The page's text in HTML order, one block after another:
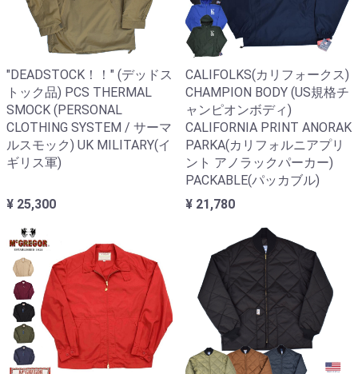
"DEADSTOCK！！" (デッドス
トック品) PCS THERMAL
SMOCK (PERSONAL
CLOTHING SYSTEM / サーマ
ルスモック) UK MILITARY(イ
ギリス軍)
¥ 25,300
CALIFOLKS(カリフォークス)
CHAMPION BODY (US規格チ
ャンピオンボディ)
CALIFORNIA PRINT ANORAK
PARKA(カリフォルニアプリ
ント アノラックパーカー)
PACKABLE(パッカブル)
¥ 21,780